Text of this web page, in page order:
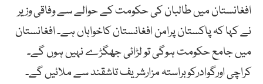
افغانستان میں طالبان کی حکومت کے حوالے سے وفاقی وزیر
نے کہا کہ پاکستان پرامن افغانستان کاخواہاں ہے۔ افغانستان
میں جامع حکومت ہوگی تو لڑائی جھگڑے نہیں ہوں گے۔
کراچی اورگوادرکوبراستہ مزارشریف تاشقند سے ملائیں گے۔